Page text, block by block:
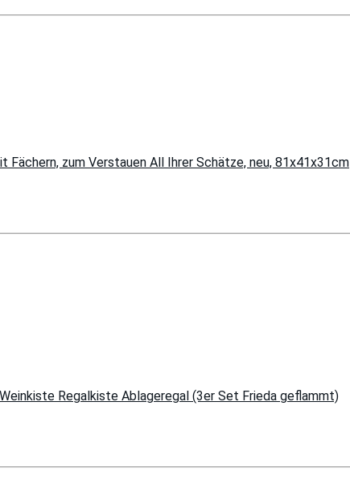
zum Verstauen All Ihrer Schätze, neu, 81x41x31cm
Regalkiste Ablageregal (3er Set Frieda geflammt)